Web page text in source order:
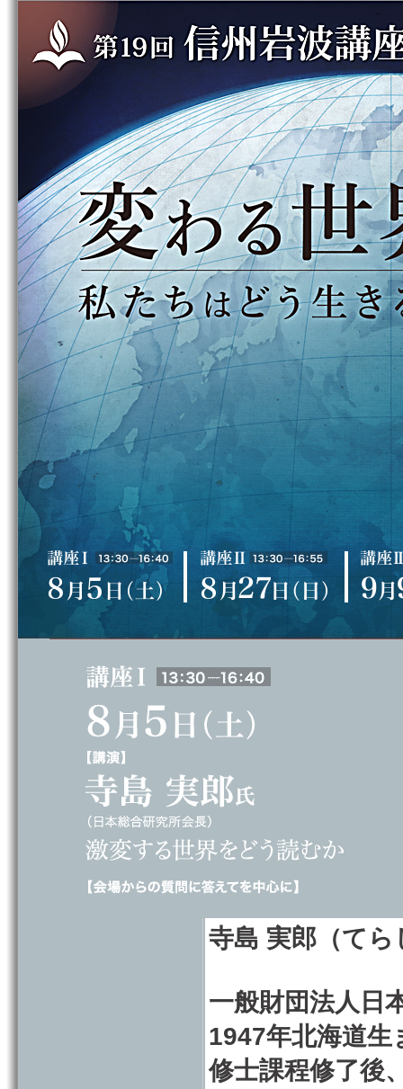
寺島 実郎（て
一般財団法人日
1947年北海道生
修士課程修了後